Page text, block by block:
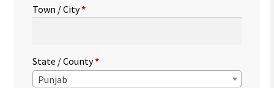
etc.(optional)
Town / City*
State / County*
Punjab